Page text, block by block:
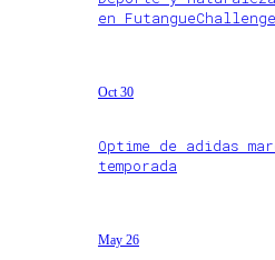
en
Oct 30
Optime de adidas
temporada
May 26